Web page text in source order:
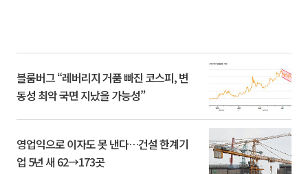
블룸버그 “레버리지 거품 빠진 코스피, 변
동성 최악 국면 지났을 가능성”
영업익으로 이자도 못 낸다…건설 한계기
업 5년 새 62→173곳